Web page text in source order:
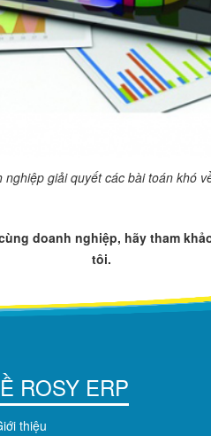
giải quyết các bài toán khó
doanh nghiệp, hãy tham
tôi.
ROSY ERP
thiệu